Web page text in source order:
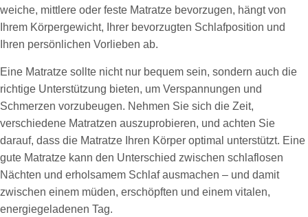
weiche, mittlere oder feste Matratze bevorzugen, hängt von
Ihrem Körpergewicht, Ihrer bevorzugten Schlafposition und
Ihren persönlichen Vorlieben ab.
Eine Matratze sollte nicht nur bequem sein, sondern auch die
richtige Unterstützung bieten, um Verspannungen und
Schmerzen vorzubeugen. Nehmen Sie sich die Zeit,
verschiedene Matratzen auszuprobieren, und achten Sie
darauf, dass die Matratze Ihren Körper optimal unterstützt. Eine
gute Matratze kann den Unterschied zwischen schlaflosen
Nächten und erholsamem Schlaf ausmachen – und damit
zwischen einem müden, erschöpften und einem vitalen,
energiegeladenen Tag.